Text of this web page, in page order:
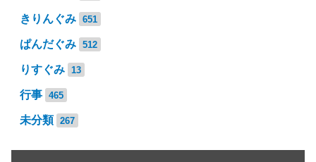
きりんぐみ 651
ぱんだぐみ 512
りすぐみ 13
行事 465
未分類 267